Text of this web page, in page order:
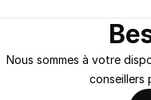
Nous sommes à votre
conseillers